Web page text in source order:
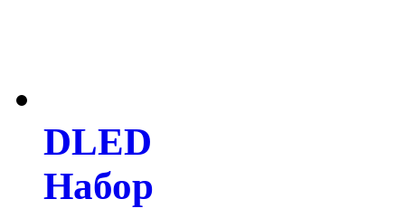
DLED
Набор